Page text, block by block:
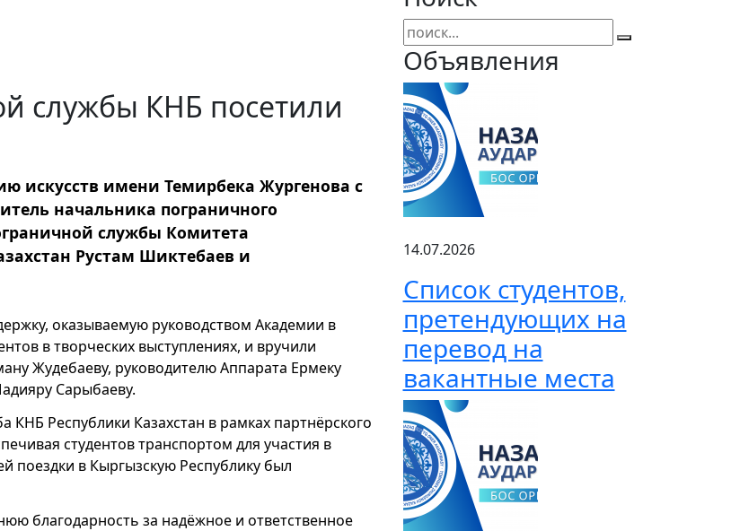
службы КНБ посетили
искусств имени Темирбека Жургенова с
начальника пограничного
службы Комитета
Рустам Шиктебаев и
оказываемую руководством Академии в
в творческих выступлениях, и вручили
Жудебаеву, руководителю Аппарата Ермеку
Сарыбаеву.
Республики Казахстан в рамках партнёрского
студентов транспортом для участия в
поездки в Кыргызскую Республику был
благодарность за надёжное и ответственное
Объявления
14.07.2026
Список студентов,
претендующих на
перевод на
вакантные места